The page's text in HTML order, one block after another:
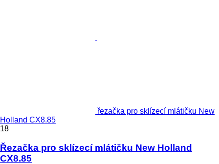
řezačka pro sklízecí mlátičku New
Holland CX8.85
18
Řezačka pro sklízecí mlátičku New Holland
CX8.85